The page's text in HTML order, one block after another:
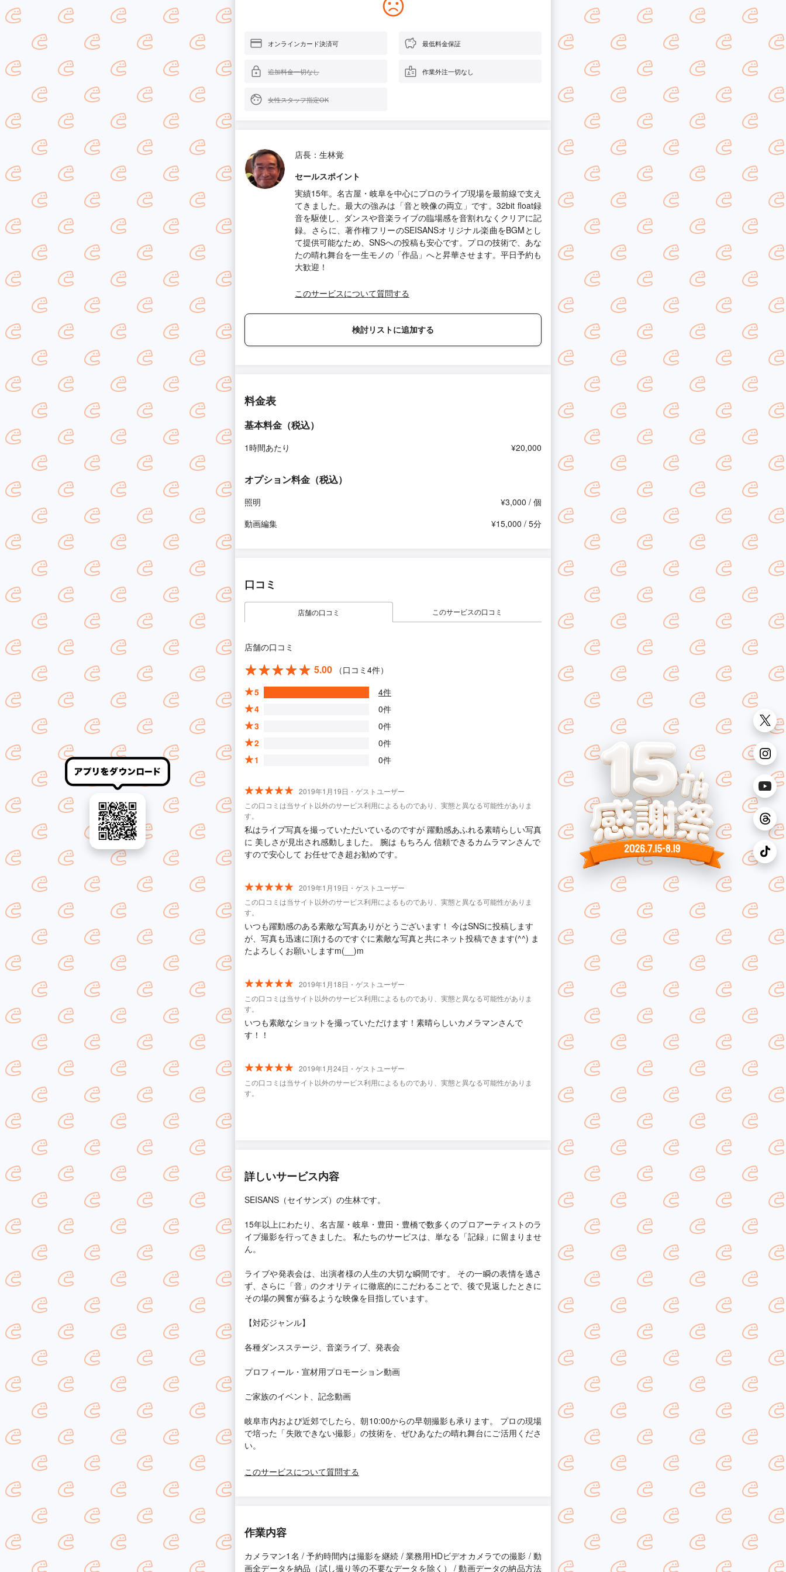
オンラインカード決済可 最低料金保証
追加料金一切なし 作業外注一切なし
女性スタッフ指定OK
店長：生林覚
セールスポイント
実績15年。名古屋・岐阜を中心にプロのライブ現場を最前線で支え
てきました。最大の強みは「音と映像の両立」です。32bit float録
音を駆使し、ダンスや音楽ライブの臨場感を音割れなくクリアに記
録。さらに、著作権フリーのSEISANSオリジナル楽曲をBGMとし
て提供可能なため、SNSへの投稿も安心です。プロの技術で、あな
たの晴れ舞台を一生モノの「作品」へと昇華させます。平日予約も
大歓迎！
このサービスについて質問する
検討リストに追加する
料金表
基本料金（税込）
1時間あたり ¥20,000
オプション料金（税込）
照明
¥3,000 / 個
動画編集
¥15,000 / 5分
口コミ
店舗の口コミ このサービスの口コミ
店舗の口コミ
5.00
（口コミ4件）
5
4件
4
0件
3
0件
2
0件
1
0件
2019年1月19日・ゲストユーザー
この口コミは当サイト以外のサービス利用によるものであり、実態と異なる可能性がありま
す。
私はライブ写真を撮っていただいているのですが 躍動感あふれる素晴らしい写真
に 美しさが見出され感動しました。 腕は もちろん 信頼できるカムラマンさんで
すので安心して お任せでき超お勧めです。
2019年1月19日・ゲストユーザー
この口コミは当サイト以外のサービス利用によるものであり、実態と異なる可能性がありま
す。
いつも躍動感のある素敵な写真ありがとうございます！ 今はSNSに投稿します
が、写真も迅速に頂けるのですぐに素敵な写真と共にネット投稿できます(^^) ま
たよろしくお願いしますm(__)m
2019年1月18日・ゲストユーザー
この口コミは当サイト以外のサービス利用によるものであり、実態と異なる可能性がありま
す。
いつも素敵なショットを撮っていただけます！素晴らしいカメラマンさんで
す！！
2019年1月24日・ゲストユーザー
この口コミは当サイト以外のサービス利用によるものであり、実態と異なる可能性がありま
す。
詳しいサービス内容
SEISANS（セイサンズ）の生林です。
15年以上にわたり、名古屋・岐阜・豊田・豊橋で数多くのプロアーティストのラ
イブ撮影を行ってきました。 私たちのサービスは、単なる「記録」に留まりませ
ん。
ライブや発表会は、出演者様の人生の大切な瞬間です。 その一瞬の表情を逃さ
ず、さらに「音」のクオリティに徹底的にこだわることで、後で見返したときに
その場の興奮が蘇るような映像を目指しています。
【対応ジャンル】
各種ダンスステージ、音楽ライブ、発表会
プロフィール・宣材用プロモーション動画
ご家族のイベント、記念動画
岐阜市内および近郊でしたら、朝10:00からの早朝撮影も承ります。 プロの現場
で培った「失敗できない撮影」の技術を、ぜひあなたの晴れ舞台にご活用くださ
い。
このサービスについて質問する
作業内容
カメラマン1名 / 予約時間内は撮影を継続 / 業務用HDビデオカメラでの撮影 / 動
画全データを納品（試し撮り等の不要なデータを除く） / 動画データの納品方法